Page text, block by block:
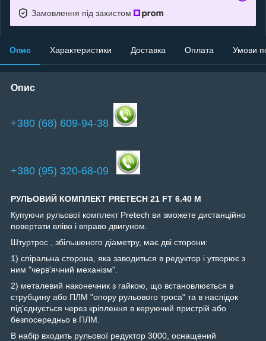
Замовлення під захистом
Опис Характеристики Доставка Оплата Умови
Опис
+380 (68) 609-94-38
+380 (95) 320-68-09
РУЛЬОВИЙ КОМПЛЕКТ PRETECH 21 FT 6.40 М
Купуючи рульової комплект Pretech ви зможете дистанційно
повертати вліво і вправо двигуном.
Штуртрос , збільшеного діаметру, має дві сторони:
1) спіральна сторона, яка заводиться в редуктор і утворює з
ним "черв'ячний механізм".
2) металевий наконечник з гайкою, що встановлюється в
струбцину або ПЛМ "опору рульового троса" та в наслідок
під'єднується через кріплення в керуючий пристрій або
безпосередньо в ПЛМ.
В набір входить рульової редуктор 3000, оснащений